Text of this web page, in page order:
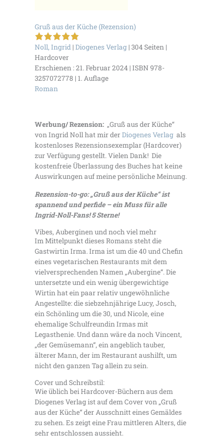
Gruß aus der Küche (Rezension)
Noll, Ingrid | Diogenes Verlag | 304 Seiten |
Hardcover
Erschienen : 21. Februar 2024 | ISBN 978-
3257072778 | 1. Auflage
Roman
Werbung/ Rezension: „Gruß aus der Küche“
von Ingrid Noll hat mir derDiogenes Verlag als
kostenloses Rezensionsexemplar (Hardcover)
zur Verfügung gestellt. Vielen Dank! Die
kostenfreie Überlassung des Buches hat keine
Auswirkungen auf meine persönliche Meinung.
Rezension-to-go: „Gruß aus der Küche“ ist
spannend und perfide – ein Muss für alle
Ingrid-Noll-Fans! 5 Sterne!
Vibes, Auberginen und noch viel mehr
Im Mittelpunkt dieses Romans steht die
Gastwirtin Irma. Irma ist um die 40 und Chefin
eines vegetarischen Restaurants mit dem
vielversprechenden Namen „Aubergine“. Die
untersetzte und ein wenig übergewichtige
Wirtin hat ein paar relativ ungewöhnliche
Angestellte: die siebzehnjährige Lucy, Josch,
ein Schönling um die 30, und Nicole, eine
ehemalige Schulfreundin Irmas mit
Legasthenie. Und dann wäre da noch Vincent,
„der Gemüsemann“, ein angeblich tauber,
älterer Mann, der im Restaurant aushilft, um
nicht den ganzen Tag allein zu sein.
Cover und Schreibstil:
Wie üblich bei Hardcover-Büchern aus dem
Diogenes Verlag ist auf dem Cover von „Gruß
aus der Küche“ der Ausschnitt eines Gemäldes
zu sehen. Es zeigt eine Frau mittleren Alters, die
sehr entschlossen aussieht.